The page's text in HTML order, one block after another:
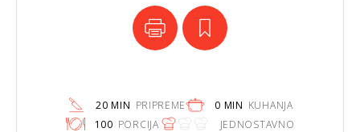
20 MIN PRIPREME 0 MIN KUHANJA
100 PORCIJA JEDNOSTAVNO